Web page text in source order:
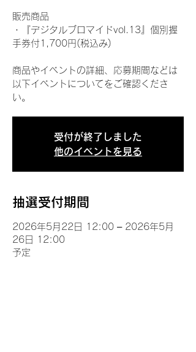
販売商品
・『デジタルブロマイドvol.13』個別握
手券付1,700円(税込み)
商品やイベントの詳細、応募期間などは
以下イベントについてをご確認くださ
い。
受付が終了しました
他のイベントを見る
抽選受付期間
2026年5月22日 12:00 – 2026年5月
26日 12:00
予定